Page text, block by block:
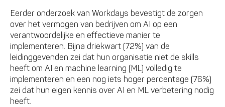
Eerder onderzoek van Workdays bevestigt de zorgen
over het vermogen van bedrijven om AI op een
verantwoordelijke en effectieve manier te
implementeren. Bijna driekwart (72%) van de
leidinggevenden zei dat hun organisatie niet de skills
heeft om AI en machine learning (ML) volledig te
implementeren en een nog iets hoger percentage (76%)
zei dat hun eigen kennis over AI en ML verbetering nodig
heeft.